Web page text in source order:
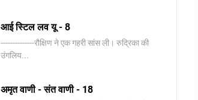
आई स्टिल लव यू - 8
--------------रौक्षिण ने एक गहरी सांस ली। रुद्रिका की
उंगलिय...
अमृत वाणी - संत वाणी - 18